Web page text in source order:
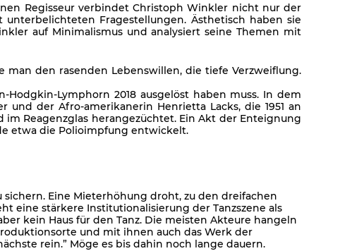
Regisseur verbindet Christoph Winkler nicht nur der
unterbelichteten Fragestellungen. Ästhetisch haben sie
auf Minimalismus und analysiert seine Themen mit
man den rasenden Lebenswillen, die tiefe Verzweiflung.
Lymphorn 2018 ausgelöst haben muss. In dem
der Afro-amerikanerin Henrietta Lacks, die 1951 an
Reagenzglas herangezüchtet. Ein Akt der Enteignung
etwa die Polioimpfung entwickelt.
Eine Mieterhöhung droht, zu den dreifachen
eine stärkere Institutionalisierung der Tanzszene als
kein Haus für den Tanz. Die meisten Akteure hangeln
und mit ihnen auch das Werk der
rein.” Möge es bis dahin noch lange dauern.